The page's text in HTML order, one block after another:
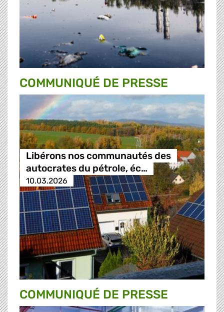
COMMUNIQUÉ DE PRESSE
Libérons nos communautés des
autocrates du pétrole, éc…
10.03.2026
COMMUNIQUÉ DE PRESSE